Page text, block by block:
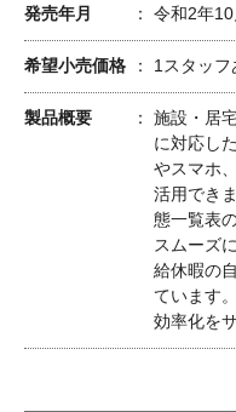
発売年月 令和2年10
希望小売価格 1スタッ
製品概要
施設・居
に対応し
やスマホ
活用でき
態一覧表
スムーズ
給休暇の
ています
効率化を